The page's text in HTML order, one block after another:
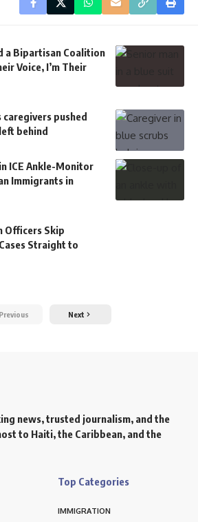
a Bipartisan Coalition
Voice, I’m Their
caregivers pushed
behind
ICE Ankle-Monitor
Immigrants in
Officers Skip
Straight to
Previous Next
news, trusted journalism, and the
to Haiti, the Caribbean, and the
Top Categories
IMMIGRATION